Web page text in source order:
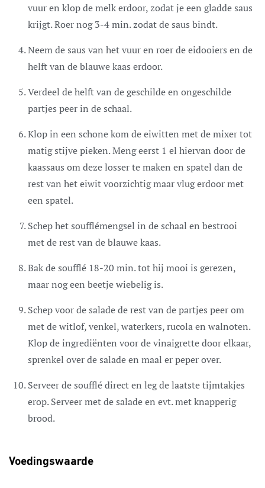
vuur en klop de melk erdoor, zodat je een gladde saus
krijgt. Roer nog 3-4 min. zodat de saus bindt.
Neem de saus van het vuur en roer de eidooiers en de
helft van de blauwe kaas erdoor.
Verdeel de helft van de geschilde en ongeschilde
partjes peer in de schaal.
Klop in een schone kom de eiwitten met de mixer tot
matig stijve pieken. Meng eerst 1 el hiervan door de
kaassaus om deze losser te maken en spatel dan de
rest van het eiwit voorzichtig maar vlug erdoor met
een spatel.
Schep het soufflémengsel in de schaal en bestrooi
met de rest van de blauwe kaas.
Bak de soufflé 18-20 min. tot hij mooi is gerezen,
maar nog een beetje wiebelig is.
Schep voor de salade de rest van de partjes peer om
met de witlof, venkel, waterkers, rucola en walnoten.
Klop de ingrediënten voor de vinaigrette door elkaar,
sprenkel over de salade en maal er peper over.
Serveer de soufflé direct en leg de laatste tijmtakjes
erop. Serveer met de salade en evt. met knapperig
brood.
Voedingswaarde